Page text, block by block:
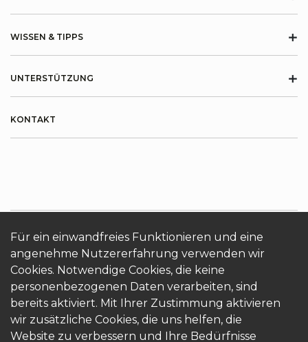
Für ein einwandfreies Funktionieren und eine
angenehme Nutzererfahrung verwenden wir
Cookies. Notwendige Cookies, die keine
personenbezogenen Daten verarbeiten, sind
bereits aktiviert. Mit Ihrer Zustimmung aktivieren
wir zusätzliche Cookies, die uns helfen, die
Website zu verbessern und Ihre Bedürfnisse
WISSEN & TIPPS +
UNTERSTÜTZUNG +
KONTAKT
ÜBER KRONOTERM Cookies Login